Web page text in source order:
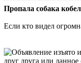
Пропала собака
Если кто видел